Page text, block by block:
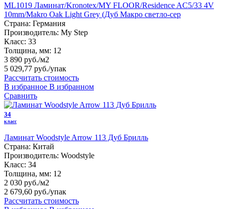
ML1019 Ламинат/Kronotex/MY FLOOR/Residence AC5/33 4V
10mm/Makro Oak Light Grey (Дуб Макро светло-сер
Страна: Германия
Производитель: My Step
Класс: 33
Толщина, мм: 12
3 890 руб./м2
5 029,77 руб./упак
Рассчитать стоимость
В избранное В избранном
Сравнить
34
класс
Ламинат Woodstyle Arrow 113 Дуб Брилль
Страна: Китай
Производитель: Woodstyle
Класс: 34
Толщина, мм: 12
2 030 руб./м2
2 679,60 руб./упак
Рассчитать стоимость